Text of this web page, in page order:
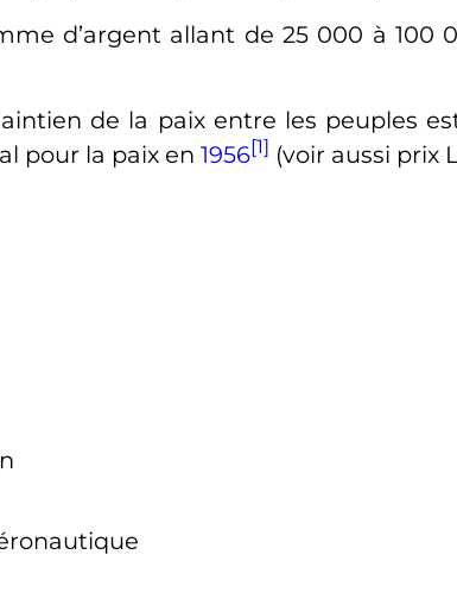
d’argent allant de 25 000 à100
de la paix entre les peuples
pour la paix en 1956[1] (voir aussi prix